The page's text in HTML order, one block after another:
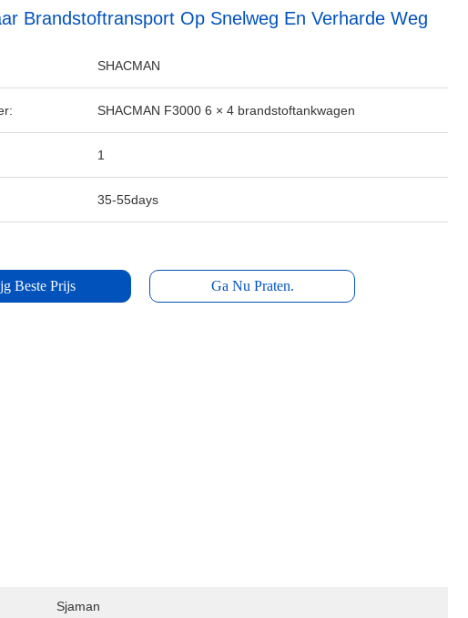
Brandstoftransport Op Snelweg En Verharde Weg
SHACMAN
SHACMAN F3000 6 × 4 brandstoftankwagen
1
35-55days
Beste Prijs Ga Nu Praten.
Sjaman